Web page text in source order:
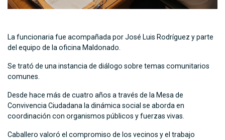
La funcionaria fue acompañada por José Luis Rodríguez y parte
del equipo de la oficina Maldonado.
Se trató de una instancia de diálogo sobre temas comunitarios
comunes.
Desde hace más de cuatro años a través de la Mesa de
Convivencia Ciudadana la dinámica social se aborda en
coordinación con organismos públicos y fuerzas vivas.
Caballero valoró el compromiso de los vecinos y el trabajo